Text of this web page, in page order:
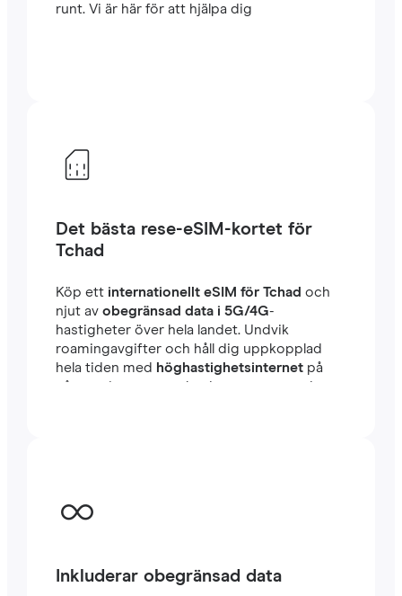
runt. Vi är här för att hjälpa dig
Det bästa rese-eSIM-kortet för
Tchad
Köp ett internationellt eSIM för Tchad och
njut av obegränsad data i 5G/4G-
hastigheter över hela landet. Undvik
roamingavgifter och håll dig uppkopplad
hela tiden med höghastighetsinternetpå
några minuter utomlands, oavsett om du
Inkluderar obegränsad data